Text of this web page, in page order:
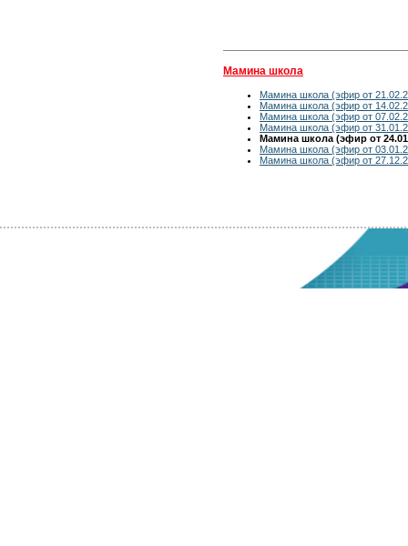
Мамина школа
Мамина школа (эфир от
Мамина школа (эфир от
Мамина школа (эфир от
Мамина школа (эфир от
Мамина школа (эфир от
Мамина школа (эфир от
Мамина школа (эфир от